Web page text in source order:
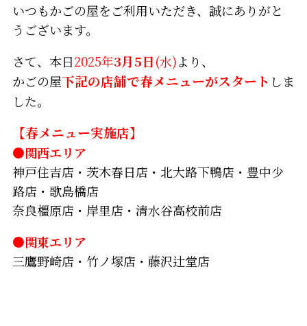
いつもかごの屋をご利用いただき、誠にありがと
うございます。
さて、本日2025年3月5日(水)より、
かごの屋下記の店舗で春メニューがスタート しま
した。
【春メニュー実施店】
●関西エリア
神戸住吉店・茨木春日店・北大路下鴨店・豊中少
路店・歌島橋店
奈良橿原店・岸里店・清水谷高校前店
●関東エリア
三鷹野崎店・竹ノ塚店・藤沢辻堂店